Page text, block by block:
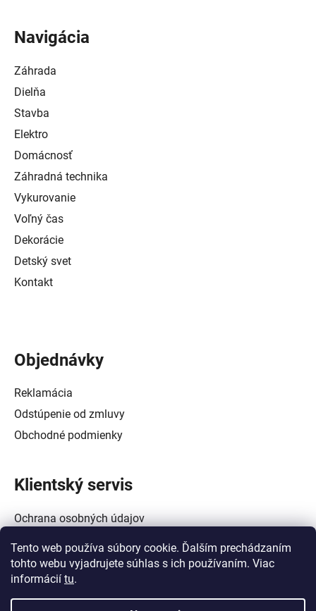
Tento web používa súbory cookie. Ďalším prechádzaním
tohto webu vyjadrujete súhlas s ich používaním. Viac
informácií tu.
Navigácia
Záhrada
Dielňa
Stavba
Elektro
Domácnosť
Záhradná technika
Vykurovanie
Voľný čas
Dekorácie
Detský svet
Kontakt
Objednávky
Reklamácia
Odstúpenie od zmluvy
Obchodné podmienky
Klientský servis
Ochrana osobných údajov
Alternatívne riešenie spotrebiteľských sporov
Zásady používania súborov cookie (EÚ)